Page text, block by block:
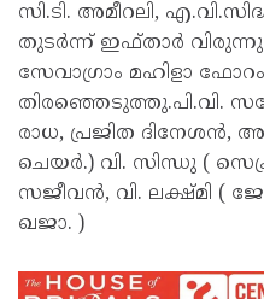
സി.ടി. അമീറലി,
തുടർന്ന് ഇഫ്താർ
സേവാഗ്രാം മഹിളാ
തിരഞ്ഞെടുത്തു.പി.വി.
രാധ, പ്രജിത
ചെയർ.) വി. സിന്ധു (
സജീവൻ, വി. ലക്ഷ്മി (
ഖജാ. )